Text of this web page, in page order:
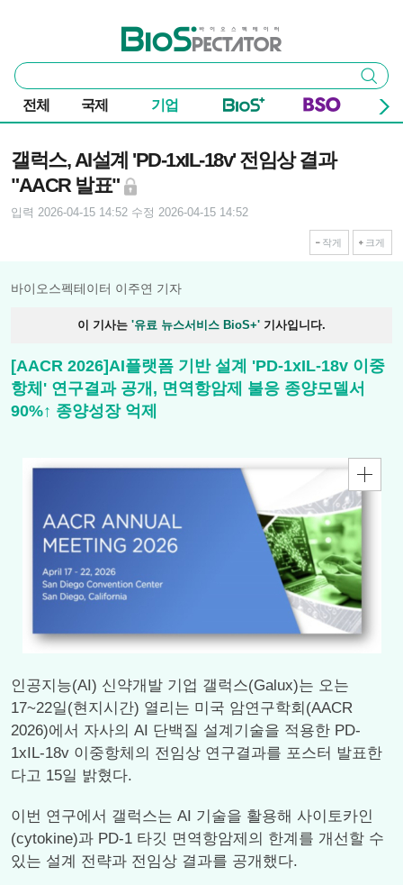
바이오스펙테이터
통
합
검
색
검색
전체 국제 기업
갤럭스, AI설계 'PD-1xIL-18v' 전임상 결과
"AACR 발표"
입력 2026-04-15 14:52 수정 2026-04-15 14:52
작게 크게
바이오스펙테이터 이주연 기자
이 기사는 '유료 뉴스서비스 BioS+' 기사입니다.
[AACR 2026]AI플랫폼 기반 설계 'PD-1xIL-18v 이중
항체' 연구결과 공개, 면역항암제 불응 종양모델서
90%↑ 종양성장 억제
인공지능(AI) 신약개발 기업 갤럭스(Galux)는 오는
17~22일(현지시간) 열리는 미국 암연구학회(AACR
2026)에서 자사의 AI 단백질 설계기술을 적용한 PD-
1xIL-18v 이중항체의 전임상 연구결과를 포스터 발표한
다고 15일 밝혔다.
이번 연구에서 갤럭스는 AI 기술을 활용해 사이토카인
(cytokine)과 PD-1 타깃 면역항암제의 한계를 개선할 수
있는 설계 전략과 전임상 결과를 공개했다.